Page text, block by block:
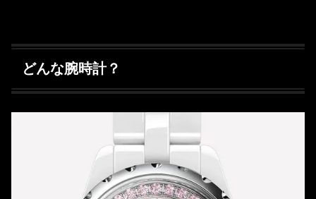
どんな腕時計？